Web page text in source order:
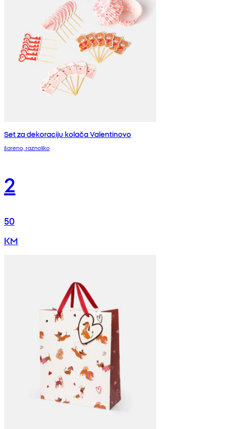
Set za dekoraciju kolača Valentinovo
šareno, raznoliko
2
50
KM